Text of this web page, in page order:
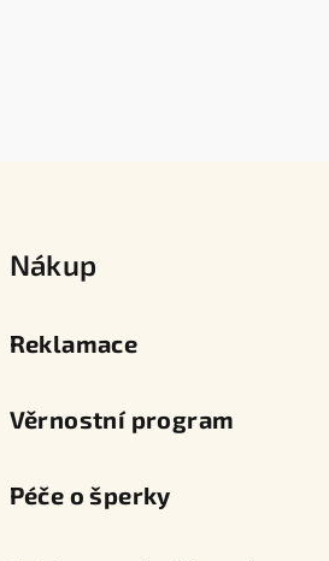
Nákup
Reklamace
Věrnostní program
Péče o šperky